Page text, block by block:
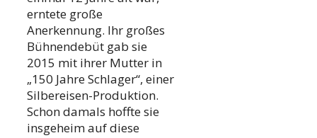
erntete große
Anerkennung. Ihr großes
Bühnendebüt gab sie
2015 mit ihrer Mutter in
„150 Jahre Schlager“, einer
Silbereisen-Produktion.
Schon damals hoffte sie
insgeheim auf diese